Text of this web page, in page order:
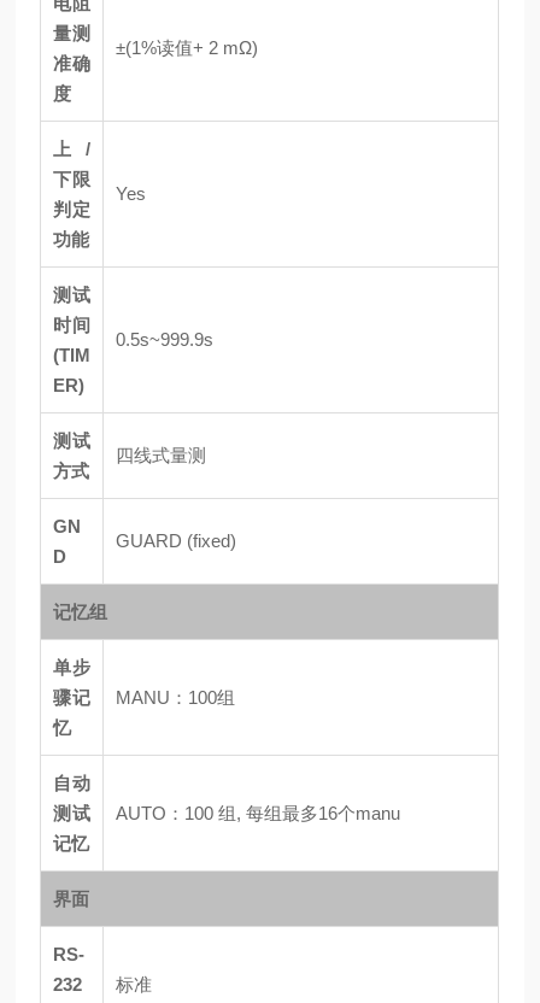
量测
准确
度
±(1%读值+ 2 mΩ)
上/
下限
判定
功能
Yes
测试
时间
(TIM
ER)
0.5s~999.9s
测试
方式
四线式量测
GN
D
GUARD (fixed)
记忆组
单步
骤记
忆
MANU：100组
自动
测试
记忆
AUTO：100 组, 每组最多16个manu
界面
RS-
232
标准